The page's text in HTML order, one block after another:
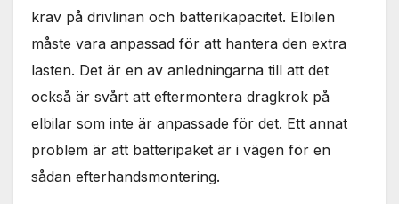
krav på drivlinan och batterikapacitet. Elbilen
måste vara anpassad för att hantera den extra
lasten. Det är en av anledningarna till att det
också är svårt att eftermontera dragkrok på
elbilar som inte är anpassade för det. Ett annat
problem är att batteripaket är i vägen för en
sådan efterhandsmontering.